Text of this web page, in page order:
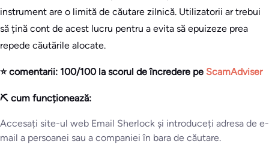
instrument are o limită de căutare zilnică. Utilizatorii ar trebui
să țină cont de acest lucru pentru a evita să epuizeze prea
repede căutările alocate.
⭐ comentarii: 100/100 la scorul de încredere pe ScamAdviser
⛏️ cum funcționează:
Accesați site-ul web Email Sherlock și introduceți adresa de e-
mail a persoanei sau a companiei în bara de căutare.